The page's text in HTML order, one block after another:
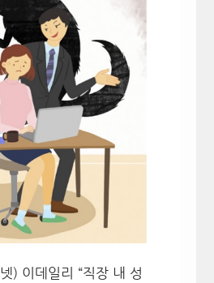
) 이데일리 “직장 내 성